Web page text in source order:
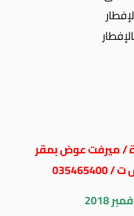
/ ميرفت عوض بمقر